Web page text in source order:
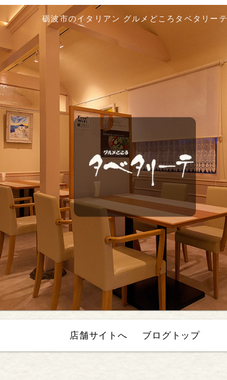
砺波市のイタリアン グルメどころタベタリーテ
店舗サイトへ ブログトップ